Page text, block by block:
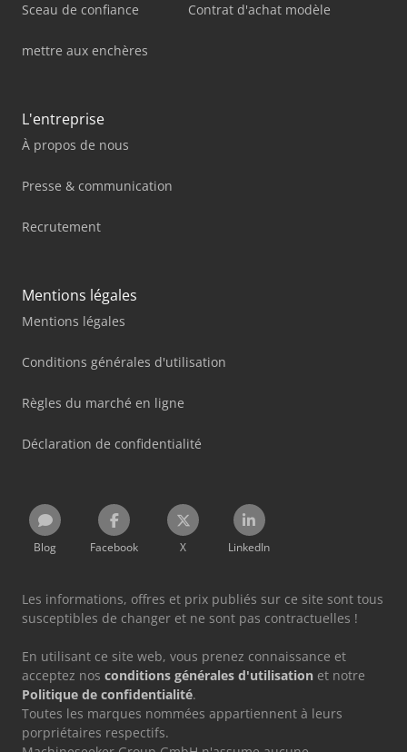
Sceau de confiance
mettre aux enchères
Contrat d'achat modèle
L'entreprise
À propos de nous
Presse & communication
Recrutement
Mentions légales
Mentions légales
Conditions générales d'utilisation
Règles du marché en ligne
Déclaration de confidentialité
Blog Facebook X LinkedIn
Les informations, offres et prix publiés sur ce site sont tous
susceptibles de changer et ne sont pas contractuelles !
En utilisant ce site web, vous prenez connaissance et
acceptez nos conditions générales d'utilisation et notre
Politique de confidentialité.
Toutes les marques nommées appartiennent à leurs
porpriétaires respectifs.